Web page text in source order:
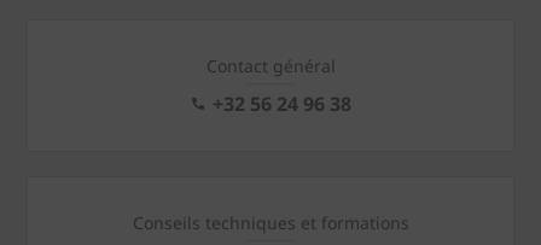
Contact général
+32 56 24 96 38
Conseils techniques et formations